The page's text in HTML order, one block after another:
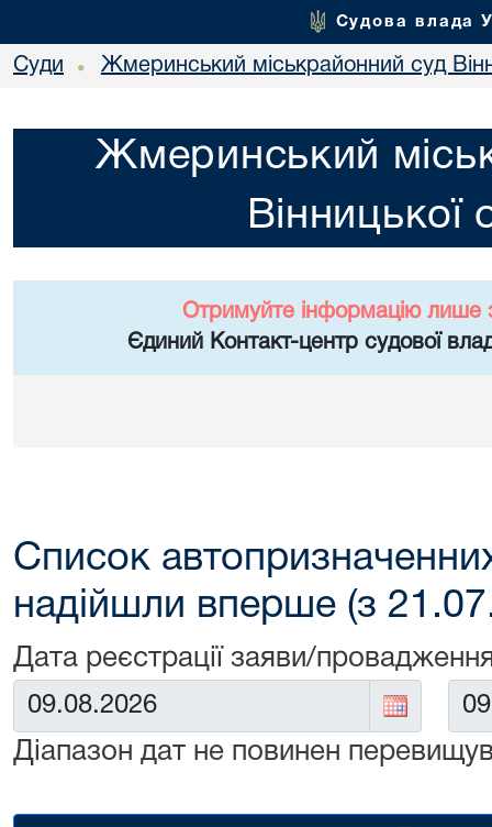
Судова влада
Суди • Жмеринський міськрайонний суд
Жмеринський
Вінницької
Отримуйте інформацію лише
Єдиний Контакт-центр судової
Список
надійшли вперше (з
Дата реєстрації заяви/
Від: До:
Діапазон дат не повинен